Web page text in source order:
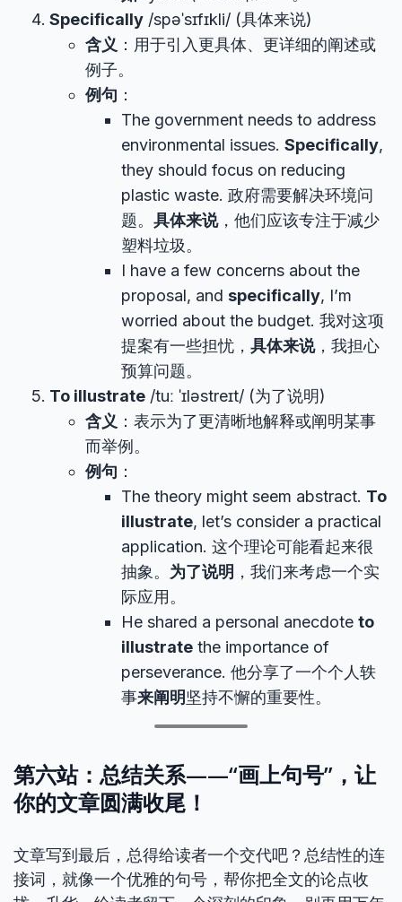
Specifically /spəˈsɪfɪkli/ (具体来说)
含义 ：用于引入更具体、更详细的阐述或
例子。
例句 ：
The government needs to address
environmental issues. Specifically,
they should focus on reducing
plastic waste. 政府需要解决环境问
题。 具体来说，他们应该专注于减少
塑料垃圾。
I have a few concerns about the
proposal, and specifically, I’m
worried about the budget. 我对这项
提案有一些担忧， 具体来说，我担心
预算问题。
To illustrate /tuː ˈɪləstreɪt/ (为了说明)
含义 ：表示为了更清晰地解释或阐明某事
而举例。
例句 ：
The theory might seem abstract. To
illustrate, let’s consider a practical
application. 这个理论可能看起来很
抽象。 为了说明 ，我们来考虑一个实
际应用。
He shared a personal anecdote to
illustrate the importance of
perseverance. 他分享了一个个人轶
事来阐明坚持不懈的重要性。
第六站：总结关系——“画上句号”，让
你的文章圆满收尾！
文章写到最后，总得给读者一个交代吧？总结性的连
接词，就像一个优雅的句号，帮你把全文的论点收